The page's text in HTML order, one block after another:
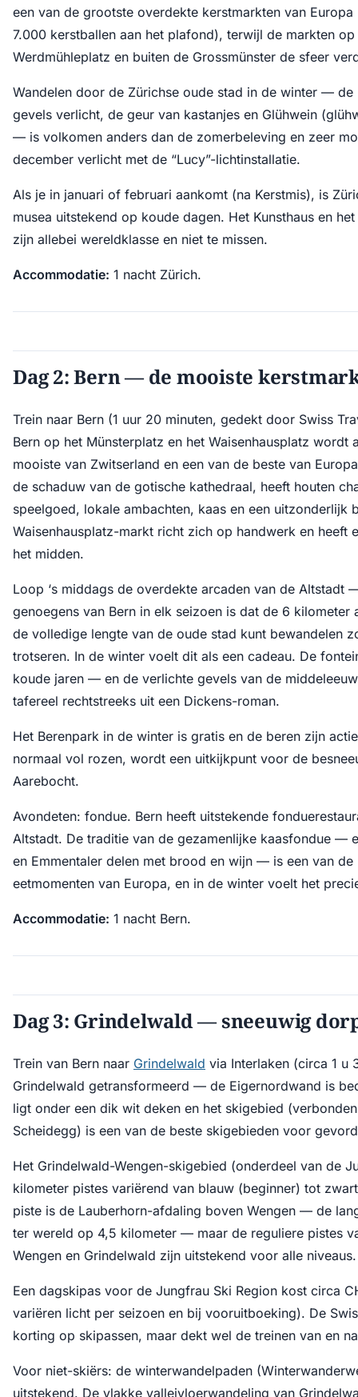
een van de grootste overdekte kerstmarkten van
7.000 kerstballen aan het plafond), terwijl de markten
Werdmühleplatz en buiten de Grossmünster de sfeer
Wandelen door de Zürichse oude stad in de winter —
gevels verlicht, de geur van kastanjes en Glühwein
— is volkomen anders dan de zomerbeleving en zeer
december verlicht met de “Lucy”-lichtinstallatie.
Als je in januari of februari aankomt (na Kerstmis), is
musea uitstekend op koude dagen. Het Kunsthaus en
zijn allebei wereldklasse en niet te missen.
Accommodatie: 1 nacht Zürich.
Dag 2: Bern — de mooiste
Trein naar Bern (1 uur 20 minuten, gedekt door Swiss
Bern op het Münsterplatz en het Waisenhausplatz wordt
mooiste van Zwitserland en een van de beste van
de schaduw van de gotische kathedraal, heeft houten
speelgoed, lokale ambachten, kaas en een uitzonderlijk
Waisenhausplatz-markt richt zich op handwerk en heeft
het midden.
Loop ‘s middags de overdekte arcaden van de Altstadt
genoegens van Bern in elk seizoen is dat de 6 kilometer
de volledige lengte van de oude stad kunt bewandelen
trotseren. In de winter voelt dit als een cadeau. De
koude jaren — en de verlichte gevels van de
tafereel rechtstreeks uit een Dickens-roman.
Het Berenpark in de winter is gratis en de beren zijn
normaal vol rozen, wordt een uitkijkpunt voor de
Aarebocht.
Avondeten: fondue. Bern heeft uitstekende
Altstadt. De traditie van de gezamenlijke kaasfondue —
en Emmentaler delen met brood en wijn — is een van de
eetmomenten van Europa, en in de winter voelt het
Accommodatie: 1 nacht Bern.
Dag 3: Grindelwald — sneeuwig
Trein van Bern naar Grindelwald via Interlaken (circa 1 u
Grindelwald getransformeerd — de Eigernordwand is
ligt onder een dik wit deken en het skigebied
Scheidegg) is een van de beste skigebieden voor
Het Grindelwald-Wengen-skigebied (onderdeel van de
kilometer pistes variërend van blauw (beginner) tot
piste is de Lauberhorn-afdaling boven Wengen — de
ter wereld op 4,5 kilometer — maar de reguliere pistes
Wengen en Grindelwald zijn uitstekend voor alle niveaus.
Een dagskipas voor de Jungfrau Ski Region kost circa
variëren licht per seizoen en bij vooruitboeking). De
korting op skipassen, maar dekt wel de treinen van en
Voor niet-skiërs: de winterwandelpaden
uitstekend. De vlakke valleivloerwandeling van